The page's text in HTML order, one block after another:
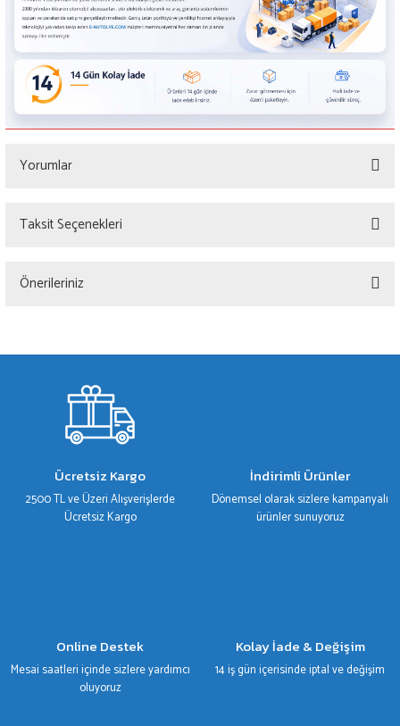
Yorumlar
Taksit Seçenekleri
Önerileriniz
gördüğünüz noktaları öneri formunu kullanarak tarafımıza iletebilirsiniz.
Ürün resmi kalitesiz, bozuk veya görüntülenemiyor.
Ürün açıklamasında eksik bilgiler bulunuyor.
Ürün fiyatı diğer sitelerden daha pahalı.
Bu ürüne benzer farklı alternatifler olmalı.
Ücretsiz Kargo
2500 TL ve Üzeri Alışverişlerde
Ücretsiz Kargo
İndirimli Ürünler
Dönemsel olarak sizlere kampanyalı
ürünler sunuyoruz
Online Destek
Mesai saatleri içinde sizlere yardımcı
oluyoruz
Kolay İade & Değişim
14 iş gün içerisinde iptal ve değişim